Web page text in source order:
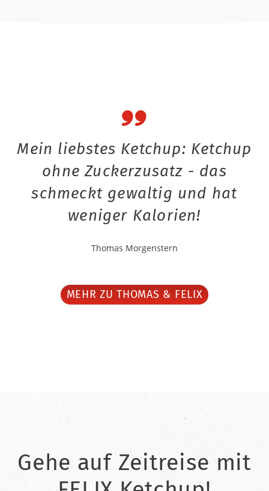
Mein liebstes Ketchup: Ketchup
ohne Zuckerzusatz - das
schmeckt gewaltig und hat
weniger Kalorien!
Thomas Morgenstern
MEHR ZU THOMAS & FELIX
Gehe auf Zeitreise mit